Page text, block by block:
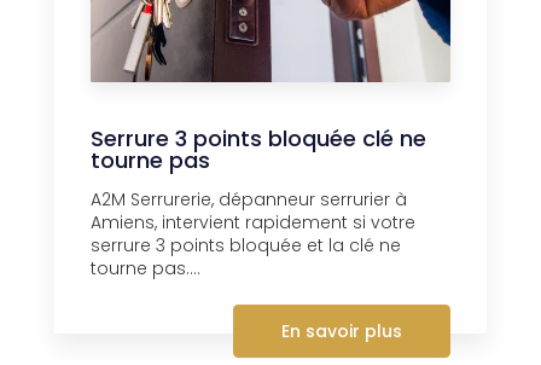
Serrure 3 points bloquée clé ne
tourne pas
A2M Serrurerie, dépanneur serrurier à
Amiens, intervient rapidement si votre
serrure 3 points bloquée et la clé ne
tourne pas....
En savoir plus